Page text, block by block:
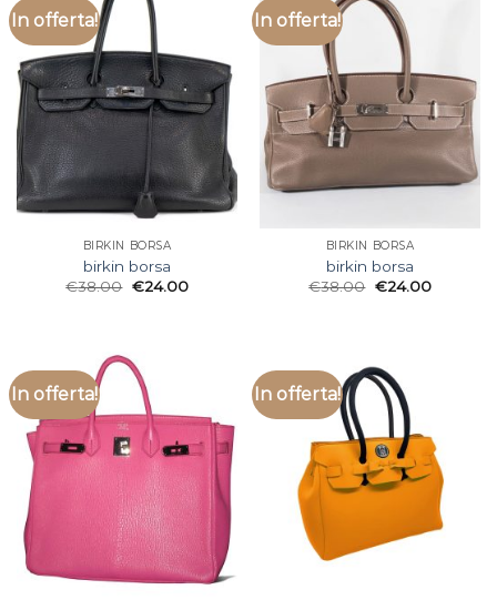
In offerta!
BIRKIN BORSA
birkin borsa
€38.00 €24.00
In offerta!
BIRKIN BORSA
birkin borsa
€38.00 €24.00
In offerta! In offerta!